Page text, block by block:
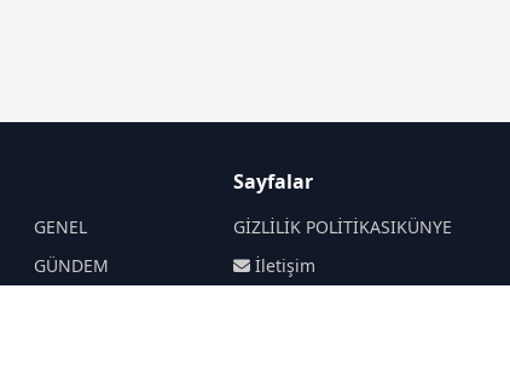
GENEL
GÜNDEM
Sayfalar
GİZLİLİK POLİTİKASIKÜNYE
İletişim